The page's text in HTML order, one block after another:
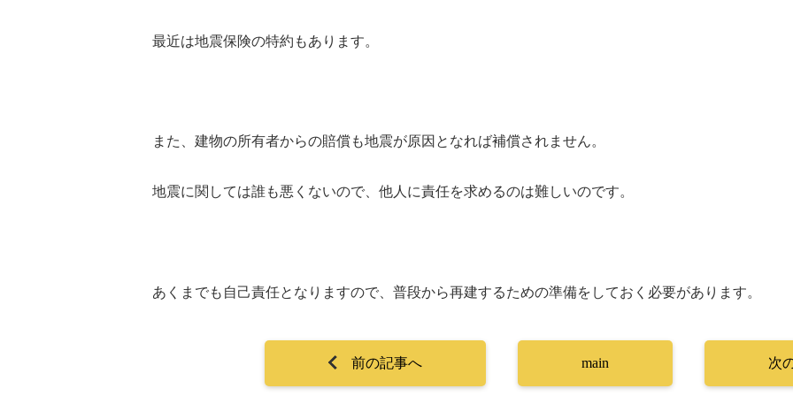
最近は地震保険の特約もあります。
また、建物の所有者からの賠償も地震が原因となれば補償されません。
地震に関しては誰も悪くないので、他人に責任を求めるのは難しいのです。
あくまでも自己責任となりますので、普段から再建するための準備をしておく必要があります。
前の記事へ main 次